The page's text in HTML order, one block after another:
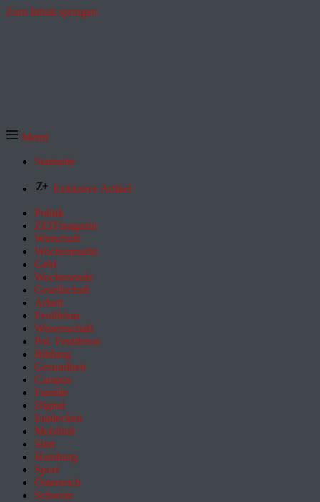
Zum Inhalt springen
Menü
Startseite
Exklusive Artikel
Politik
ZEITmagazin
Wirtschaft
Wochenmarkt
Geld
Wochenende
Gesellschaft
Arbeit
Feuilleton
Wissenschaft
Pol. Feuilleton
Bildung
Gesundheit
Campus
Familie
Digital
Entdecken
Mobilität
Sinn
Hamburg
Sport
Österreich
Schweiz